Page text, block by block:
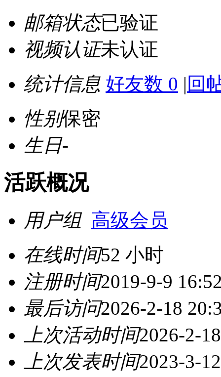
邮箱状态已验证
视频认证未认证
统计信息 好友数 0 | 回
性别保密
生日-
活跃概况
用户组 高级会员
在线时间52 小时
注册时间2019-9-9
最后访问2026-2-18
上次活动时间2026-2-
上次发表时间2023-3-